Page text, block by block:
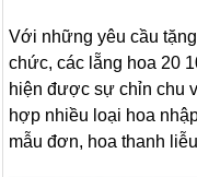
Với những yêu cầu
chức, các lẵng hoa 20
hiện được sự chỉn chu
hợp nhiều loại hoa
mẫu đơn, hoa thanh